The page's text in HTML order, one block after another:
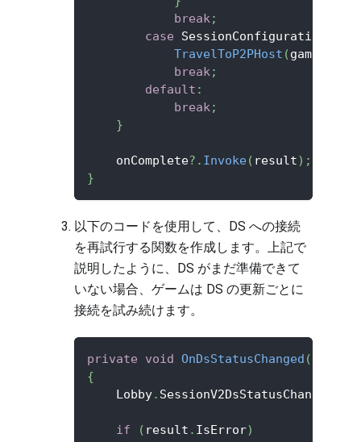
break;
case
TravelToP2PHost (
break;
default :
break;
}
    onComplete
?. Invoke( result) ;
}
以下のコードを使用して、DS への接続
を再試行する関数を作成します。上記で
説明したように、DS がまだ準備できて
いない場合、ゲームは DS の更新ごとに
接続を試み続けます。
private void OnDsStatusChanged (
{
    Lobby
. SessionV2DsStatusChanged
if ( result . IsError)